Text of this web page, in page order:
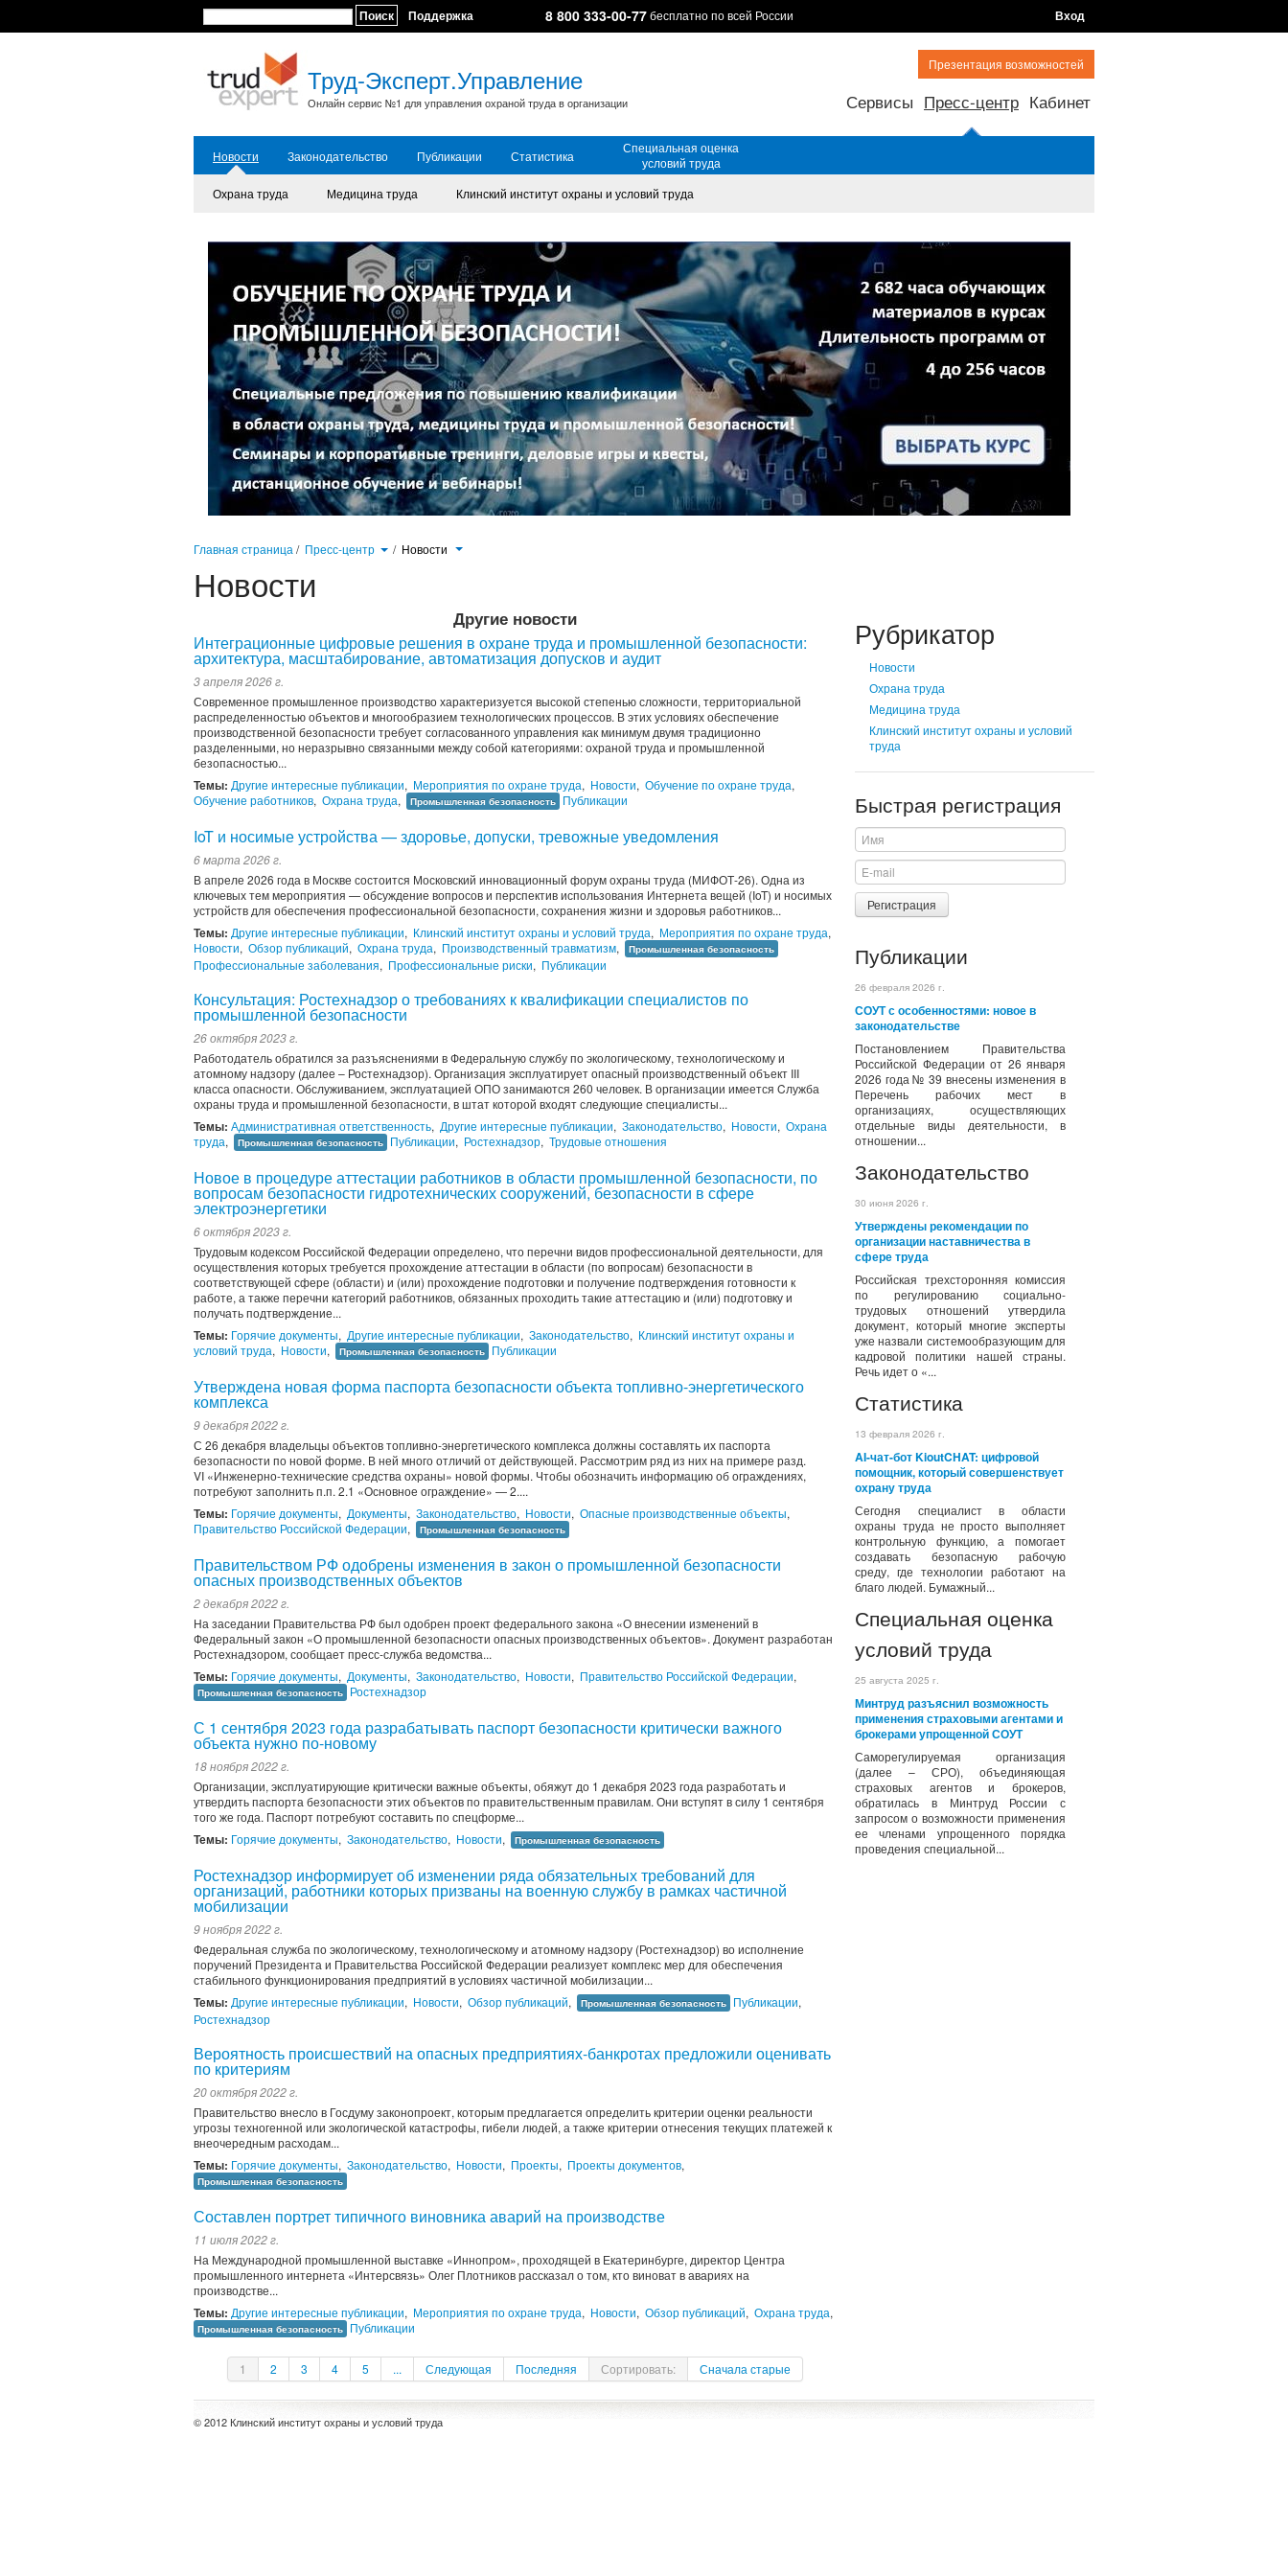
Поиск Поддержка 8 800 333-00-77бесплатно по всей России Вход
Труд-Эксперт.Управление
Онлайн сервис №1 для управления охраной труда в организации
Презентация возможностей
Сервисы Пресс-центр Кабинет
Новости Законодательство Публикации Статистика
Специальная оценка
условий труда
Охрана труда
Медицина труда Клинский институт охраны и условий труда
Главная страница / Пресс-центр / Новости
Новости
Рубрикатор
Новости
Охрана труда
Медицина труда
Клинский институт охраны и условий
труда
Быстрая регистрация
Регистрация
Публикации
26 февраля 2026 г.
СОУТ с особенностями: новое в
законодательстве
Постановлением Правительства
Российской Федерации от 26 января
2026 года № 39 внесены изменения в
Перечень рабочих мест в
организациях, осуществляющих
отдельные виды деятельности, в
отношении...
Законодательство
30 июня 2026 г.
Утверждены рекомендации по
организации наставничества в
сфере труда
Российская трехсторонняя комиссия
по регулированию социально-
трудовых отношений утвердила
документ, который многие эксперты
уже назвали системообразующим для
кадровой политики нашей страны.
Речь идет о «...
Статистика
13 февраля 2026 г.
AI-чат-бот KioutCHAT: цифровой
помощник, который совершенствует
охрану труда
Сегодня специалист в области
охраны труда не просто выполняет
контрольную функцию, а помогает
создавать безопасную рабочую
среду, где технологии работают на
благо людей. Бумажный...
Специальная оценка
условий труда
25 августа 2025 г.
Минтруд разъяснил возможность
применения страховыми агентами и
брокерами упрощенной СОУТ
Саморегулируемая организация
(далее – СРО), объединяющая
страховых агентов и брокеров,
обратилась в Минтруд России с
запросом о возможности применения
ее членами упрощенного порядка
проведения специальной...
Другие новости
Интеграционные цифровые решения в охране труда и промышленной безопасности:
архитектура, масштабирование, автоматизация допусков и аудит
3 апреля 2026 г.
Современное промышленное производство характеризуется высокой степенью сложности, территориальной
распределенностью объектов и многообразием технологических процессов. В этих условиях обеспечение
производственной безопасности требует согласованного управления как минимум двумя традиционно
разделенными, но неразрывно связанными между собой категориями: охраной труда и промышленной
безопасностью...
Темы: Другие интересные публикации, Мероприятия по охране труда, Новости, Обучение по охране труда,
Обучение работников, Охрана труда, Промышленная безопасность Публикации
IoT и носимые устройства — здоровье, допуски, тревожные уведомления
6 марта 2026 г.
В апреле 2026 года в Москве состоится Московский инновационный форум охраны труда (МИФОТ-26). Одна из
ключевых тем мероприятия — обсуждение вопросов и перспектив использования Интернета вещей (IoT) и носимых
устройств для обеспечения профессиональной безопасности, сохранения жизни и здоровья работников...
Темы: Другие интересные публикации, Клинский институт охраны и условий труда, Мероприятия по охране труда,
Новости, Обзор публикаций, Охрана труда, Производственный травматизм, Промышленная безопасность
Профессиональные заболевания, Профессиональные риски, Публикации
Консультация: Ростехнадзор о требованиях к квалификации специалистов по
промышленной безопасности
26 октября 2023 г.
Работодатель обратился за разъяснениями в Федеральную службу по экологическому, технологическому и
атомному надзору (далее – Ростехнадзор). Организация эксплуатирует опасный производственный объект III
класса опасности. Обслуживанием, эксплуатацией ОПО занимаются 260 человек. В организации имеется Cлужба
охраны труда и промышленной безопасности, в штат которой входят следующие специалисты...
Темы: Административная ответственность, Другие интересные публикации, Законодательство, Новости, Охрана
труда, Промышленная безопасность Публикации, Ростехнадзор, Трудовые отношения
Новое в процедуре аттестации работников в области промышленной безопасности, по
вопросам безопасности гидротехнических сооружений, безопасности в сфере
электроэнергетики
6 октября 2023 г.
Трудовым кодексом Российской Федерации определено, что перечни видов профессиональной деятельности, для
осуществления которых требуется прохождение аттестации в области (по вопросам) безопасности в
соответствующей сфере (области) и (или) прохождение подготовки и получение подтверждения готовности к
работе, а также перечни категорий работников, обязанных проходить такие аттестацию и (или) подготовку и
получать подтверждение...
Темы: Горячие документы, Другие интересные публикации, Законодательство, Клинский институт охраны и
условий труда, Новости, Промышленная безопасность Публикации
Утверждена новая форма паспорта безопасности объекта топливно-энергетического
комплекса
9 декабря 2022 г.
С 26 декабря владельцы объектов топливно-энергетического комплекса должны составлять их паспорта
безопасности по новой форме. В ней много отличий от действующей. Рассмотрим ряд из них на примере разд.
VI «Инженерно-технические средства охраны» новой формы. Чтобы обозначить информацию об ограждениях,
потребуют заполнить п.п. 2.1 «Основное ограждение» — 2....
Темы: Горячие документы, Документы, Законодательство, Новости, Опасные производственные объекты,
Правительство Российской Федерации, Промышленная безопасность
Правительством РФ одобрены изменения в закон о промышленной безопасности
опасных производственных объектов
2 декабря 2022 г.
На заседании Правительства РФ был одобрен проект федерального закона «О внесении изменений в
Федеральный закон «О промышленной безопасности опасных производственных объектов». Документ разработан
Ростехнадзором, сообщает пресс-служба ведомства...
Темы: Горячие документы, Документы, Законодательство, Новости, Правительство Российской Федерации,
Промышленная безопасность Ростехнадзор
С 1 сентября 2023 года разрабатывать паспорт безопасности критически важного
объекта нужно по-новому
18 ноября 2022 г.
Организации, эксплуатирующие критически важные объекты, обяжут до 1 декабря 2023 года разработать и
утвердить паспорта безопасности этих объектов по правительственным правилам. Они вступят в силу 1 сентября
того же года. Паспорт потребуют составить по спецформе...
Темы: Горячие документы, Законодательство, Новости, Промышленная безопасность
Ростехнадзор информирует об изменении ряда обязательных требований для
организаций, работники которых призваны на военную службу в рамках частичной
мобилизации
9 ноября 2022 г.
Федеральная служба по экологическому, технологическому и атомному надзору (Ростехнадзор) во исполнение
поручений Президента и Правительства Российской Федерации реализует комплекс мер для обеспечения
стабильного функционирования предприятий в условиях частичной мобилизации...
Темы: Другие интересные публикации, Новости, Обзор публикаций, Промышленная безопасность Публикации,
Ростехнадзор
Вероятность происшествий на опасных предприятиях-банкротах предложили оценивать
по критериям
20 октября 2022 г.
Правительство внесло в Госдуму законопроект, которым предлагается определить критерии оценки реальности
угрозы техногенной или экологической катастрофы, гибели людей, а также критерии отнесения текущих платежей к
внеочередным расходам...
Темы: Горячие документы, Законодательство, Новости, Проекты, Проекты документов,
Промышленная безопасность
Составлен портрет типичного виновника аварий на производстве
11 июля 2022 г.
На Международной промышленной выставке «Иннопром», проходящей в Екатеринбурге, директор Центра
промышленного интернета «Интерсвязь» Олег Плотников рассказал о том, кто виноват в авариях на
производстве...
Темы: Другие интересные публикации, Мероприятия по охране труда, Новости, Обзор публикаций, Охрана труда,
Промышленная безопасность Публикации
1 2 3 4 5 ... Следующая Последняя Сортировать: Сначала старые
© 2012 Клинский институт охраны и условий труда